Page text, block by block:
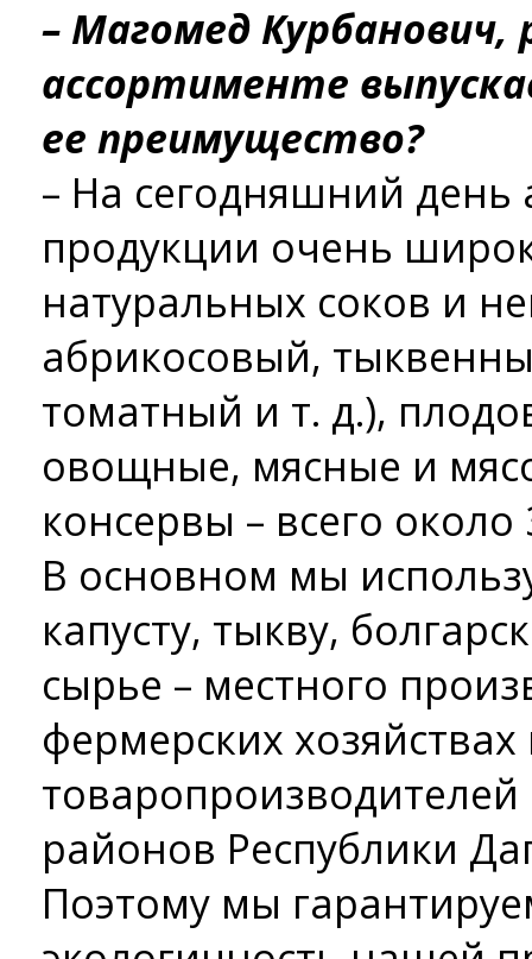
– Магомед
ассортименте
ее преимущество?
– На сегодняшний
продукции очень
натуральных соков и
абрикосовый,
томатный и т. д.),
овощные, мясные и
консервы – всего
В основном мы
капусту, тыкву,
сырье – местного
фермерских
товаропроизводителей
районов Республики
Поэтому мы